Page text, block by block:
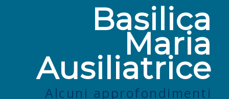
Basilica
Maria
Ausiliatrice
Alcuni approfondimenti